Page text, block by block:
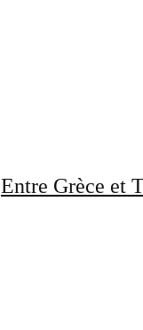
Entre Grèce et